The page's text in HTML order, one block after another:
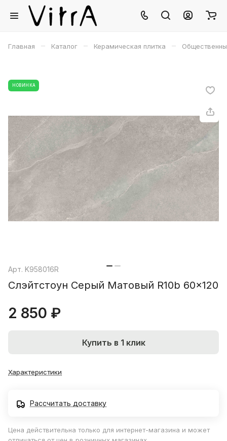
Главная – Каталог – Керамическая плитка –
НОВИНКА
Арт. K958016R
Слэйтстоун Серый Матовый R10b 60x120
2 850 ₽
Купить в 1 клик
Характеристики
Рассчитать доставку
Цена действительна только для интернет-магазина и может